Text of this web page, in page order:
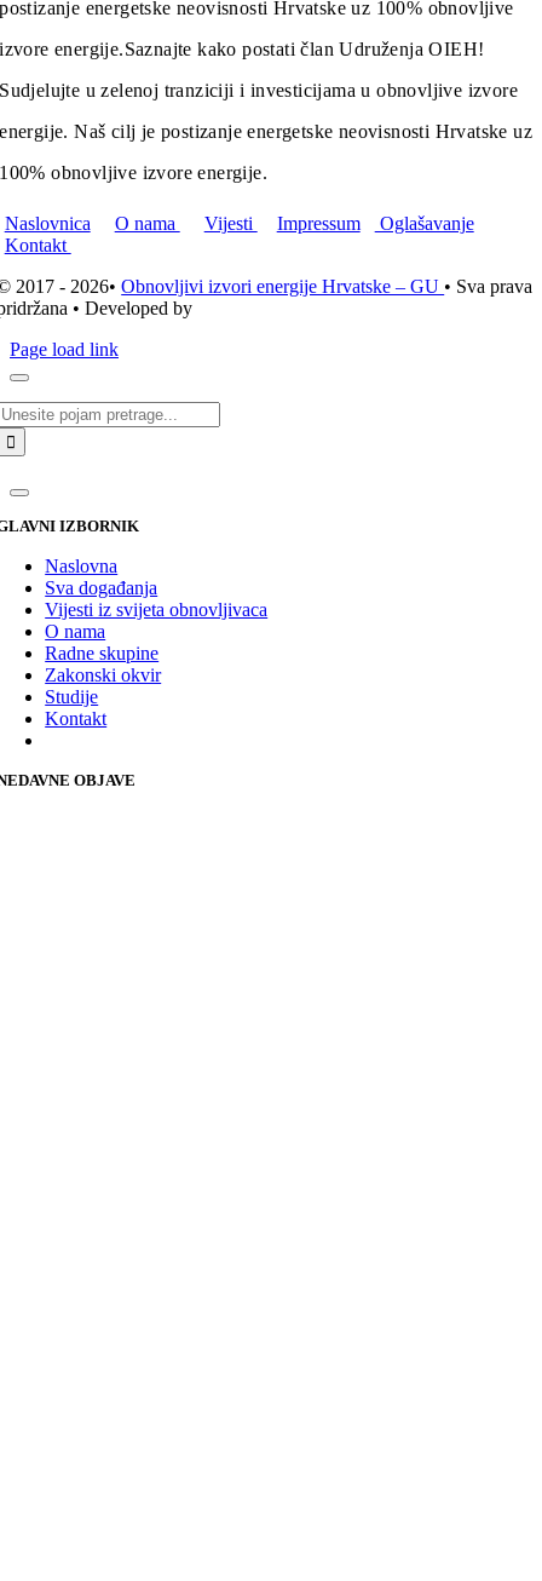
postizanje energetske neovisnosti Hrvatske uz 100% obnovljive
izvore energije.Saznajte kako postati član Udruženja OIEH!
Sudjelujte u zelenoj tranziciji i investicijama u obnovljive izvore
energije. Naš cilj je postizanje energetske neovisnosti Hrvatske uz
100% obnovljive izvore energije.
Naslovnica O nama Vijesti Impressum
Oglašavanje
Kontakt
2017 - 2026•Obnovljivi izvori energije Hrvatske – GU • Sva prava
• Developed by
Page load link
IZBORNIK
Naslovna
Sva događanja
Vijesti iz svijeta obnovljivaca
O nama
Radne skupine
Zakonski okvir
Studije
Kontakt
OBJAVE